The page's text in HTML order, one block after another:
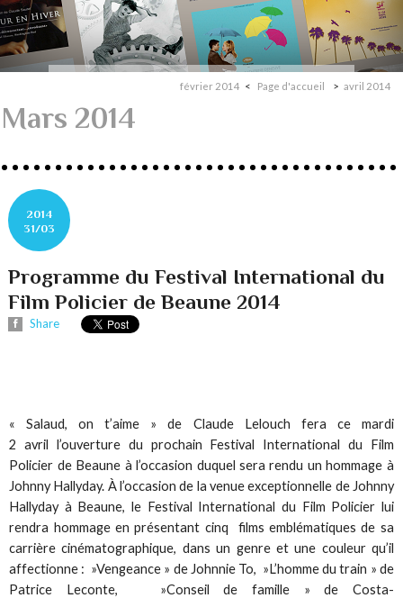
février 2014 Page d'accueil avril 2014
Mars 2014
2014
31/03
Programme du Festival International du
Film Policier de Beaune 2014
Share
« Salaud, on t’aime » de Claude Lelouch fera ce mardi
2 avril l’ouverture du prochain Festival International du Film
Policier de Beaune à l’occasion duquel sera rendu un hommage à
Johnny Hallyday. À l’occasion de la venue exceptionnelle de Johnny
Hallyday à Beaune, le Festival International du Film Policier lui
rendra hommage en présentant cinq films emblématiques de sa
carrière cinématographique, dans un genre et une couleur qu’il
affectionne : »Vengeance » de Johnnie To, »L’homme du train » de
Patrice Leconte, »Conseil de famille » de Costa-